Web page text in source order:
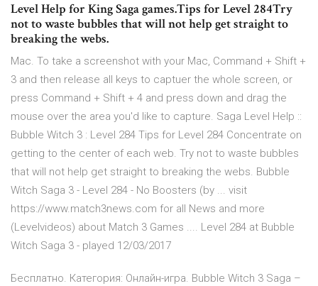
Level Help for King Saga games.Tips for Level 284Try
not to waste bubbles that will not help get straight to
breaking the webs.
Mac. To take a screenshot with your Mac, Command + Shift +
3 and then release all keys to captuer the whole screen, or
press Command + Shift + 4 and press down and drag the
mouse over the area you'd like to capture. Saga Level Help ::
Bubble Witch 3 : Level 284 Tips for Level 284 Concentrate on
getting to the center of each web. Try not to waste bubbles
that will not help get straight to breaking the webs. Bubble
Witch Saga 3 - Level 284 - No Boosters (by ... visit
https://www.match3news.com for all News and more
(Levelvideos) about Match 3 Games .... Level 284 at Bubble
Witch Saga 3 - played 12/03/2017
Бесплатно. Категория: Онлайн-игра. Bubble Witch 3 Saga –